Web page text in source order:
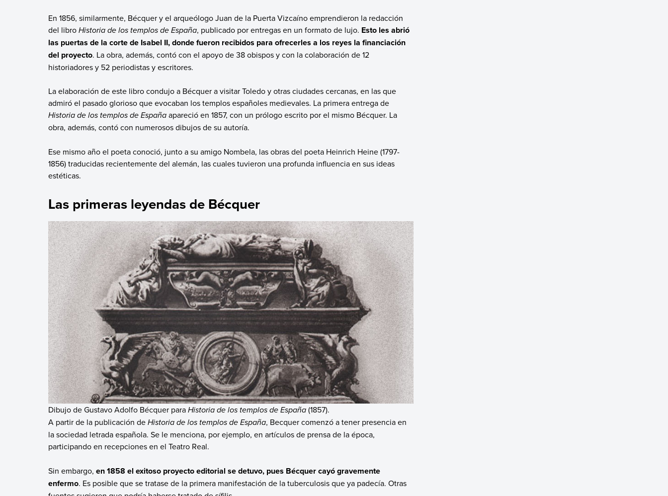
En 1856, similarmente, Bécquer y el arqueólogo Juan de la Puerta Vizcaíno emprendieron la redacción
del libroHistoria de los templos de España, publicado por entregas en un formato de lujo. Esto les abrió
las puertas de la corte de Isabel II, donde fueron recibidos para ofrecerles a los reyes la financiación
del proyecto. La obra, además, contó con el apoyo de 38 obispos y con la colaboración de 12
historiadores y 52 periodistas y escritores.
La elaboración de este libro condujo a Bécquer a visitar Toledo y otras ciudades cercanas, en las que
admiró el pasado glorioso que evocaban los templos españoles medievales. La primera entrega de
Historia de los templos de Españaapareció en 1857, con un prólogo escrito por el mismo Bécquer. La
obra, además, contó con numerosos dibujos de su autoría.
Ese mismo año el poeta conoció, junto a su amigo Nombela, las obras del poeta Heinrich Heine (1797-
1856) traducidas recientemente del alemán, las cuales tuvieron una profunda influencia en sus ideas
estéticas.
Las primeras leyendas de Bécquer
Dibujo de Gustavo Adolfo Bécquer paraHistoria de los templos de España(1857).
A partir de la publicación deHistoria de los templos de España, Becquer comenzó a tener presencia en
la sociedad letrada española. Se le menciona, por ejemplo, en artículos de prensa de la época,
participando en recepciones en el Teatro Real.
Sin embargo, en 1858 el exitoso proyecto editorial se detuvo, pues Bécquer cayó gravemente
enfermo. Es posible que se tratase de la primera manifestación de la tuberculosis que ya padecía. Otras